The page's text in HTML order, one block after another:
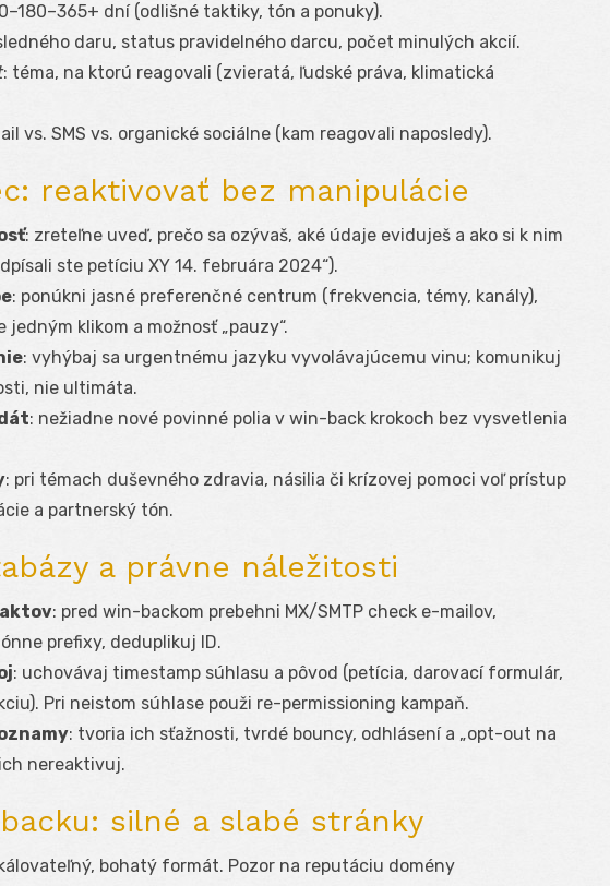
dní (odlišné taktiky, tón a ponuky).
daru, status pravidelného darcu, počet minulých akcií.
: téma, na ktorú reagovali (zvieratá, ľudské práva, klimatická
vs. SMS vs. organické sociálne (kam reagovali naposledy).
reaktivovať bez manipulácie
: zreteľne uveď, prečo sa ozývaš, aké údaje eviduješ a ako si k nim
ste petíciu XY 14. februára 2024“).
: ponúkni jasné preferenčné centrum (frekvencia, témy, kanály),
jedným klikom a možnosť „pauzy“.
: vyhýbaj sa urgentnému jazyku vyvolávajúcemu vinu; komunikuj
nie ultimáta.
: nežiadne nové povinné polia v win-back krokoch bez vysvetlenia
: pri témach duševného zdravia, násilia či krízovej pomoci voľ prístup
a partnerský tón.
a právne náležitosti
: pred win-backom prebehni MX/SMTP check e-mailov,
prefixy, deduplikuj ID.
: uchovávaj timestamp súhlasu a pôvod (petícia, darovací formulár,
Pri neistom súhlase použi re-permissioning kampaň.
: tvoria ich sťažnosti, tvrdé bouncy, odhlásení a „opt-out na
nereaktivuj.
silné a slabé stránky
bohatý formát. Pozor na reputáciu domény